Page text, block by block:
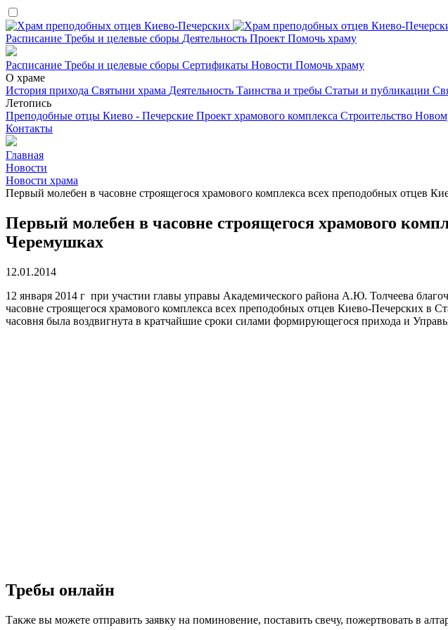
Расписание Требы и целевые сборы Деятельность Проект Помочь храму
Расписание Требы и целевые сборы Сертификаты Новости Помочь храму
О храме
История прихода Святыни храма Деятельность Таинства и требы Статьи и публикации
Летопись
Преподобные отцы Киево - Печерские Проект храмового комплекса Строительство
Контакты
Главная
Новости
Новости храма
Первый молебен в часовне строящегося храмового комплекса всех преподобных отцев
Первый молебен в часовне строящегося храмового
Черемушках
12.01.2014
12 января 2014 г при участии главы управы Академического района А.Ю. Толчеева
часовне строящегося храмового комплекса всех преподобных отцев Киево-Печерских
часовня была воздвигнута в кратчайшие сроки силами формирующегося прихода и
Требы онлайн
Также вы можете отправить заявку на поминовение, поставить свечу, пожертвовать в